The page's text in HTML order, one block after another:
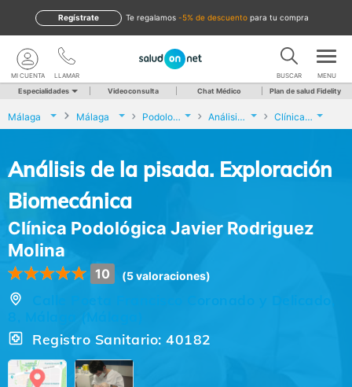
te regalamos -5% de descuento para tu compra
Regístrate
LLAMAR
MI CUENTA BUSCAR MENU
Especialidades Videoconsulta Chat Médico Plan de salud Fidelity
Málaga Málaga Podología Análisis de la pisada. Exploración Biomecánica Clínica Podológica Javier Rodriguez Molina
Análisis de la pisada. Exploración
Biomecánica
Clínica Podológica Javier Rodriguez
Molina
10 (5 valoraciones)
Registro Sanitario: 40182